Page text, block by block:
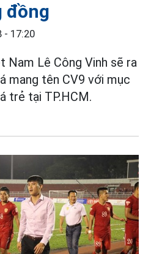
đồng
- 17:20
Nam Lê Công Vinh sẽ ra
mang tên CV9 với mục
trẻ tại TP.HCM.